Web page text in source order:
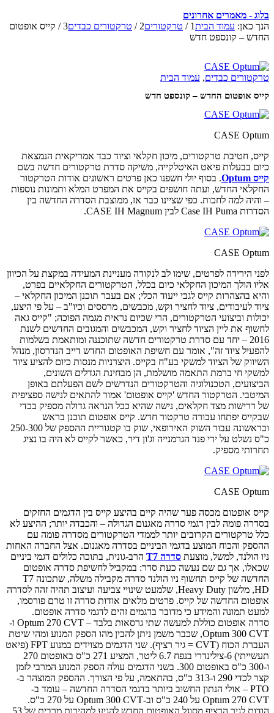
בלוג - מאמרים אחרונים
הנך כאן: עמוד הבית1
/ טרקטורים2
/ טרקטורים כבדים3
/ קייס אופטום
החדש – קונספט חדש
טרקטורים כבדים, עמוד הבית
קייס אופטום החדש – קונספט חדש
CASE Optum
קייס, חטיבת טרקטורים, מיכון חקלאי וציוד כבד אמריקאית הנמצאת
כיום בבעלות פיאט האיטלקייה, משיקה סדרת טרקטורים חדשה בשם
קייס Optum
. בסוף יולי חשפנו כאן פרטים ראשונים אודות הטרקטור
החקלאי החדש, ועתה חושפים בקייס את המפרט המלא ותמונות נוספות
– והיה למה לחכות. כפי שציינו כבר אז, ממוצבת הסדרה החדשה בין
הסדרות Case IH Puma לבין CASE IH Magnum.
CASE Optum
לפני הירידה לפרטים, שימו לב לנקודה מעניינת המעידה במקצת על הכיוון
אליו הולך המיכון החקלאי כיום בכלל, הטרקטורים החקלאיים בפרט,
והיא בהצהרות קייס לגבי ייעוד הכלי; אם בעבר תוכנן המיכון החקלאי –
ציוד לעיבודים, ציוד לחציר וקש, מכבשים, מרססים וכיו"ב – על פי היצע,
יכולות וביצועי הטרקטורים, הרי שכיום נראית מגמה הפוכה; "קייס גאה
לחשוף את ליין הציוד לחציר וקש, המכבשים והמגובים החדשים לשנת
2016 – יחד עם סדרת טרקטורים חדשה שתוכננה ומותאמת בשלמות
להפעיל ציוד זה", אומר עם חשיפת האופטום החדש דייב הנדרסון, מנהל
השיווק של הציוד למשקי בע"ח בקייס. היצרניות מנסות כיום להציע ציוד
למשקי חי ברמת התאמה מושלמת, הן מבחינת הגדלים השונים,
הביצועים, הטכנולוגיה והטרקטורים הנדרשים לשם הפעלתם באופן
המיטבי. הטרקטור החדש 'קייס אופטום' אמור להתאים לנישה ספציפית
של דרישות מצד חקלאים, נישה שהיא ככל הנראה גדולה מספיק בכדי
שבקייס יפתחו עבורה טרקטור חדש. קייס אופטום תוכנן בראש
ובראשונה עבור השוק האירופאי, שוק בו קטגוריית ההספק של 250-300
כ"ס נשלט על ידי פנד הגרמנייה וג'ון דיר, כאשר לקייס לא היה בו נציג
תחרותי מספיק.
CASE Optum
קייס אופטום מכסה פער שהיה קיים בהיצע קייס בין הדגמים החזקים
בסדרה פומה לבין דגמי סדרה מאגנום הגדולה – והכבדה יותר; ההיצע לא
כלל טרקטורים הקרובים יותר לממדי הטרקטורים מסדרה פומה עם
ההספק והכוח המוצע בדגמי הביניים בסדרה מאגנום. אצל החברה האחות
ניו הולנד, למשל, מוצעת סדרה T7
הרב-גונית, בתוכה כלולים דגמי ביניים
שכאלו, אך גם שם נעשה כעת סדר: במקביל לחשיפת סדרה אופטום
החדשה של קייס תחשוף ניו הולנד סדרה מקבילה משלה, שתכונה T7
HD, מלשון Heavy Duty, שלמעט שינויי צביעה ועיצוב תהיה זהה לסדרה
אופטום החדשה של קייס. פרטים מלאים אודות סדרה זו טרם פורסמו,
למעט תמונה והמידע כי מדובר בדגמים זהים לדגמי סדרה אופטום.
סדרה אופטום כוללת למעשה שתי גרסאות בלבד – Optum 270 CVT ו-
Optum 300 CVT, שכבר משמן ניתן להבין מהו הספק המנוע ומהי שיטת
העברת הכוח (CVT = גיר רציף). שני הדגמים מצוידים במנוע FPT (פיאט
תעשייתי) 6-צילינדרי בנפח 6.7 ליטר, המציע 271 כ"ס באופטום 270
ו-300 כ"ס באופטום 300. בשני הדגמים עולה הספק המנוע המרבי לזמן
קצר לכדי 290 ו-313 כ"ס, בהתאמה, על פי הצורך. ההספק המוצהר ב-
PTO – אולי הנתון החשוב ביותר בדגמי הסדרה החדשה – עומד ב-
Optum 270 CVT על 240 כ"ס וב-Optum 300 CVT על 270 כ"ס.
הודות לגיר הרציף מסוגל האופטום החדש להגיע למהירות מרבית של 53